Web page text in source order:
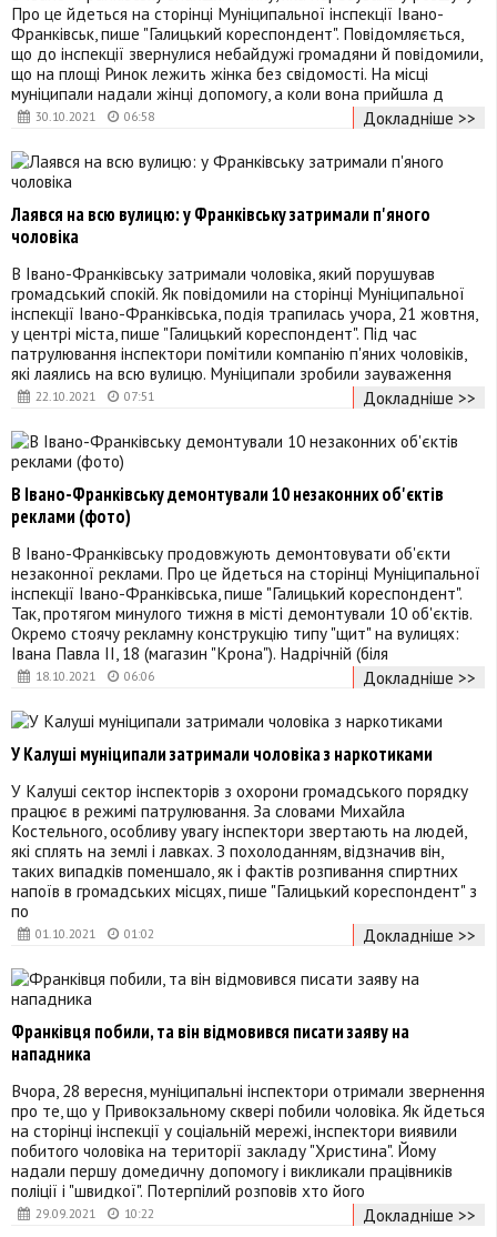
30.10.2021 06:58
Про це йдеться на сторінці Муніципальної інспекції Івано-
Франківськ, пише "Галицький кореспондент". Повідомляється,
що до інспекції звернулися небайдужі громадяни й повідомили,
що на площі Ринок лежить жінка без свідомості. На місці
муніципали надали жінці допомогу, а коли вона прийшла д
Докладніше >>
22.10.2021 07:51
Лаявся на всю вулицю: у Франківську затримали п'яного
чоловіка
В Івано-Франківську затримали чоловіка, який порушував
громадський спокій. Як повідомили на сторінці Муніципальної
інспекції Івано-Франківська, подія трапилась учора, 21 жовтня,
у центрі міста, пише "Галицький кореспондент". Під час
патрулювання інспектори помітили компанію п'яних чоловіків,
які лаялись на всю вулицю. Муніципали зробили зауваження
Докладніше >>
18.10.2021 06:06
В Івано-Франківську демонтували 10 незаконних об'єктів
реклами (фото)
В Івано-Франківську продовжують демонтовувати об'єкти
незаконної реклами. Про це йдеться на сторінці Муніципальної
інспекції Івано-Франківська, пише "Галицький кореспондент".
Так, протягом минулого тижня в місті демонтували 10 об'єктів.
Окремо стоячу рекламну конструкцію типу "щит" на вулицях:
Івана Павла ІІ, 18 (магазин "Крона"). Надрічній (біля
Докладніше >>
01.10.2021 01:02
У Калуші муніципали затримали чоловіка з наркотиками
У Калуші сектор інспекторів з охорони громадського порядку
працює в режимі патрулювання. За словами Михайла
Костельного, особливу увагу інспектори звертають на людей,
які сплять на землі і лавках. З похолоданням, відзначив він,
таких випадків поменшало, як і фактів розпивання спиртних
напоїв в громадських місцях, пише "Галицький кореспондент" з
по
Докладніше >>
29.09.2021 10:22
Франківця побили, та він відмовився писати заяву на
нападника
Вчора, 28 вересня, муніципальні інспектори отримали звернення
про те, що у Привокзальному сквері побили чоловіка. Як йдеться
на сторінці інспекції у соціальній мережі, інспектори виявили
побитого чоловіка на території закладу "Христина". Йому
надали першу домедичну допомогу і викликали працівників
поліції і "швидкої". Потерпілий розповів хто його
Докладніше >>